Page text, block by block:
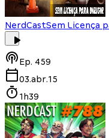
NerdCastSem Licença
Ep. 459
03.abr.15
1h39